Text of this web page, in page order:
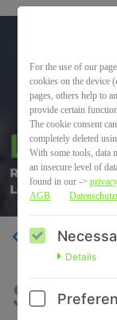
BACK
For the use of our
cookies on the device
pages, others help to
provide certain
The cookie consent
completely deleted
With some tools, data
an insecure level of
found in our ->
AGB
Details